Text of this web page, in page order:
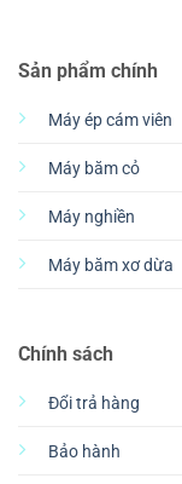
Sản phẩm chính
Máy ép cám viên
Máy băm cỏ
Máy nghiền
Máy băm xơ dừa
Chính sách
Đổi trả hàng
Bảo hành